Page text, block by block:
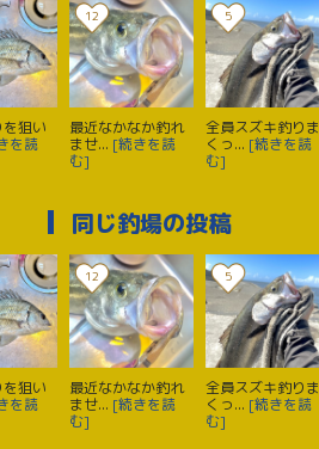
狙い
を読
12
最近なかなか釣れ
ませ... [続きを読
む]
5
全員スズキ釣りま
くっ... [続きを読
む]
同じ釣場の投稿
狙い
を読
12
最近なかなか釣れ
ませ... [続きを読
む]
5
全員スズキ釣りま
くっ... [続きを読
む]